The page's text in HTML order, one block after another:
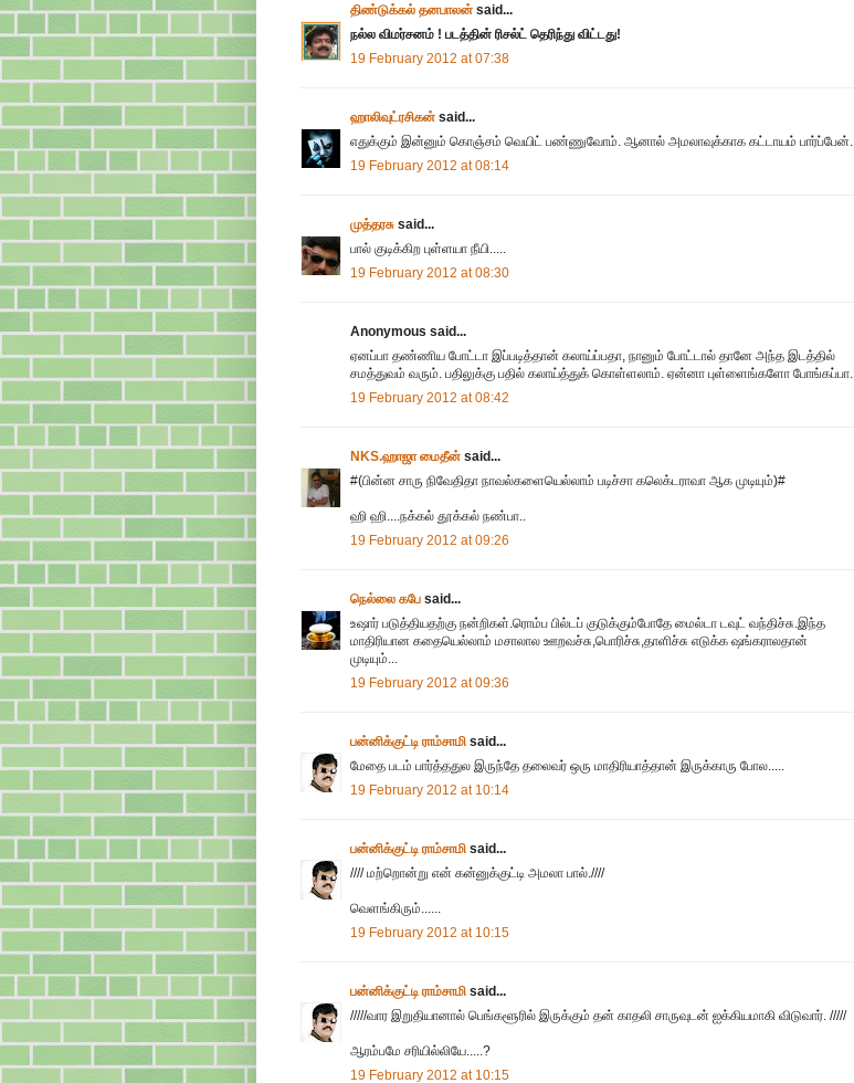
திண்டுக்கல் தனபாலன் said...
நல்ல விமர்சனம் ! படத்தின் ரிசல்ட் தெரிந்து விட்டது!
19 February 2012 at 07:38
ஹாலிவுட்ரசிகன் said...
எதுக்கும் இன்னும் கொஞ்சம் வெயிட் பண்ணுவோம். ஆனால் அமலாவுக்காக கட்டாயம் பார்ப்பேன்.
19 February 2012 at 08:14
முத்தரசு said...
பால் குடிக்கிற புள்ளயா நீயி.....
19 February 2012 at 08:30
Anonymous said...
ஏனப்பா தண்ணிய போட்டா இப்படித்தான் கலாய்ப்பதா, நானும் போட்டால் தானே அந்த இடத்தில்
சமத்துவம் வரும். பதிலுக்கு பதில் கலாய்த்துக் கொள்ளலாம். ஏன்னா புள்ளைங்களோ போங்கப்பா.
19 February 2012 at 08:42
NKS.ஹாஜா மைதீன் said...
#(பின்ன சாரு நிவேதிதா நாவல்களையெல்லாம் படிச்சா கலெக்டராவா ஆக முடியும்)#
ஹி ஹி....நக்கல் தூக்கல் நண்பா..
19 February 2012 at 09:26
நெல்லை கபே said...
உஷார் படுத்தியதற்கு நன்றிகள்.ரொம்ப பில்டப் குடுக்கும்போதே மைல்டா டவுட் வந்திச்சு.இந்த
மாதிரியான கதையெல்லாம் மசாலால ஊறவச்சு,பொரிச்சு,தாளிச்சு எடுக்க ஷங்கராலதான்
முடியும்...
19 February 2012 at 09:36
பன்னிக்குட்டி ராம்சாமி said...
மேதை படம் பார்த்ததுல இருந்தே தலைவர் ஒரு மாதிரியாத்தான் இருக்காரு போல.....
19 February 2012 at 10:14
பன்னிக்குட்டி ராம்சாமி said...
//// மற்றொன்று என் கன்னுக்குட்டி அமலா பால்.////
வெளங்கிரும்......
19 February 2012 at 10:15
பன்னிக்குட்டி ராம்சாமி said...
/////வார இறுதியானால் பெங்களூரில் இருக்கும் தன் காதலி சாருவுடன் ஐக்கியமாகி விடுவார். /////
ஆரம்பமே சரியில்லியே.....?
19 February 2012 at 10:15